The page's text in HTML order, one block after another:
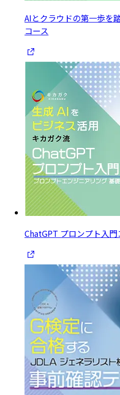
AIとクラウドの第一歩を
コース
ChatGPT プロンプト入門